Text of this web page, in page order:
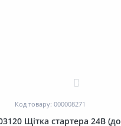
0
Код товару: 000008271
Щітка стартера 24В (до